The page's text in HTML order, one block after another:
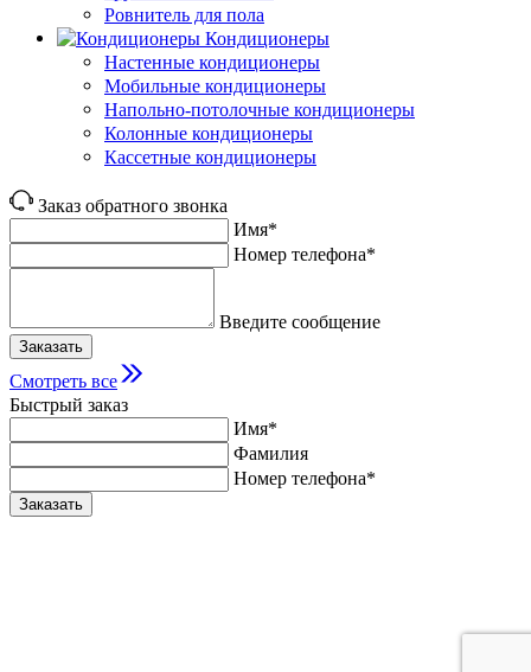
Ровнитель для пола
Кондиционеры
Настенные кондиционеры
Мобильные кондиционеры
Напольно-потолочные кондиционеры
Колонные кондиционеры
Кассетные кондиционеры
Заказ обратного звонка
Имя*
Номер телефона*
Введите сообщение
Заказать
Смотреть все
Быстрый заказ
Имя*
Фамилия
Номер телефона*